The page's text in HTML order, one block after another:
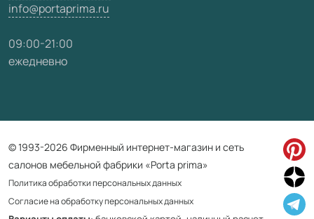
info@portaprima.ru
09:00-21:00
ежедневно
© 1993-2026 Фирменный интернет-магазин и сеть
салонов мебельной фабрики «Porta prima»
Политика обработки персональных данных
Согласие на обработку персональных данных